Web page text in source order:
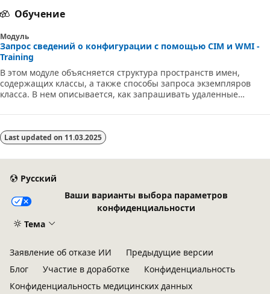
Обучение
Модуль
Запрос сведений о конфигурации с помощью CIM и WMI -
Training
В этом модуле объясняется структура пространств имен,
содержащих классы, а также способы запроса экземпляров
класса. В нем описывается, как запрашивать удаленные
и сеансов CIM.
Last updated on 11.03.2025
Русский
Ваши варианты выбора параметров
конфиденциальности
Тема
Заявление об отказе ИИ
Предыдущие версии
Блог
Участие в доработке
Конфиденциальность
Конфиденциальность медицинских данных